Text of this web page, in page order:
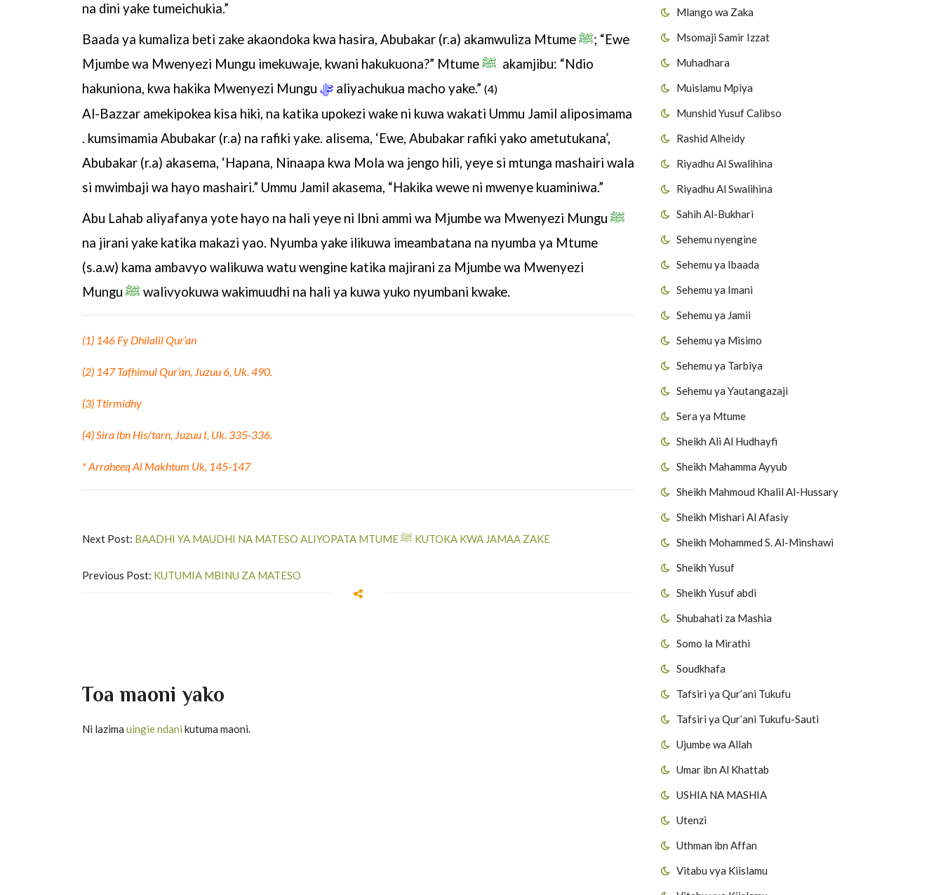
Mlango wa Zaka
Msomaji Samir Izzat
Muhadhara
Muislamu Mpiya
Munshid Yusuf Calibso
Rashid Alheidy
Riyadhu Al Swalihina
Riyadhu Al Swalihina
Sahih Al-Bukhari
Sehemu nyengine
Sehemu ya Ibaada
Sehemu ya Imani
Sehemu ya Jamii
Sehemu ya Misimo
Sehemu ya Tarbiya
Sehemu ya Yautangazaji
Sera ya Mtume
Sheikh Ali Al Hudhayfi
Sheikh Mahamma Ayyub
Sheikh Mahmoud Khalil Al-Hussary
Sheikh Mishari Al Afasiy
Sheikh Mohammed S. Al-Minshawi
Sheikh Yusuf
Sheikh Yusuf abdi
Shubahati za Mashia
Somo la Mirathi
Soudkhafa
Tafsiri ya Qur’ani Tukufu
Tafsiri ya Qur’ani Tukufu-Sauti
Ujumbe wa Allah
Umar ibn Al Khattab
USHIA NA MASHIA
Utenzi
Uthman ibn Affan
Vitabu vya Kiislamu
na dini yake tumeichukia.”
Baada ya kumaliza beti zake akaondoka kwa hasira, Abubakar (r.a) akamwuliza Mtumeﷺ; “Ewe
Mjumbe wa Mwenyezi Mungu imekuwaje, kwani hakukuona?” Mtumeﷺ akamjibu: “Ndio
hakuniona, kwa hakika Mwenyezi Mungu ﷻ aliyachukua macho yake.” (4)
Al-Bazzar amekipokea kisa hiki, na katika upokezi wake ni kuwa wakati Ummu Jamil aliposimama
. kumsimamia Abubakar (r.a) na rafiki yake. alisema, ‘Ewe, Abubakar rafiki yako ametutukana’,
Abubakar (r.a) akasema, ‘Hapana, Ninaapa kwa Mola wa jengo hili, yeye si mtunga mashairi wala
si mwimbaji wa hayo mashairi.” Ummu Jamil akasema, “Hakika wewe ni mwenye kuaminiwa.”
Abu Lahab aliyafanya yote hayo na hali yeye ni Ibni ammi wa Mjumbe wa Mwenyezi Mungu ﷺ
na jirani yake katika makazi yao. Nyumba yake ilikuwa imeambatana na nyumba ya Mtume
(s.a.w) kama ambavyo walikuwa watu wengine katika majirani za Mjumbe wa Mwenyezi
Mungu ﷺ walivyokuwa wakimuudhi na hali ya kuwa yuko nyumbani kwake.
(1) 146 Fy Dhilalil Qur’an
(2) 147 Tafhimul Qur’an, Juzuu 6, Uk. 490.
(3) Ttirmidhy
(4) Sira lbn His/tarn, Juzuu I, Uk. 335-336.
* Arraheeq Al Makhtum Uk, 145-147
Next Post: BAADHI YA MAUDHI NA MATESO ALIYOPATA MTUME ﷺ KUTOKA KWA JAMAA ZAKE
Previous Post: KUTUMIA MBINU ZA MATESO
Toa maoni yako
Ni lazima uingie ndani kutuma maoni.